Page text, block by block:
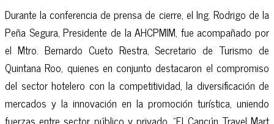
Durante la conferencia de prensa de cierre, el Ing. Rodrigo de la
Peña Segura, Presidente de la AHCPMIM, fue acompañado por
el Mtro. Bernardo Cueto Riestra, Secretario de Turismo de
Quintana Roo, quienes en conjunto destacaron el compromiso
del sector hotelero con la competitividad, la diversificación de
mercados y la innovación en la promoción turística, uniendo